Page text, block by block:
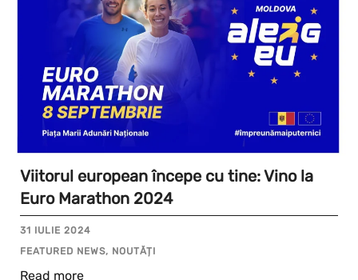
Viitorul european începe cu tine: Vino la
Euro Marathon 2024
31 IULIE 2024
FEATURED NEWS, NOUTĂȚI
Read more